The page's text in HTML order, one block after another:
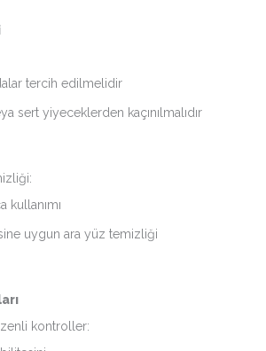
tercih edilmelidir
sert yiyeceklerden kaçınılmalıdır
kullanımı
uygun ara yüz temizliği
kontroller: